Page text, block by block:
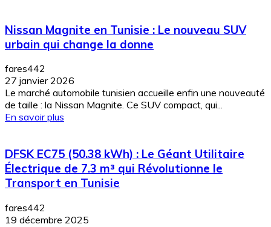
Nissan Magnite en Tunisie : Le nouveau SUV
urbain qui change la donne
fares442
27 janvier 2026
Le marché automobile tunisien accueille enfin une nouveauté
de taille : la Nissan Magnite. Ce SUV compact, qui...
En savoir plus
DFSK EC75 (50.38 kWh) : Le Géant Utilitaire
Électrique de 7.3 m³ qui Révolutionne le
Transport en Tunisie
fares442
19 décembre 2025